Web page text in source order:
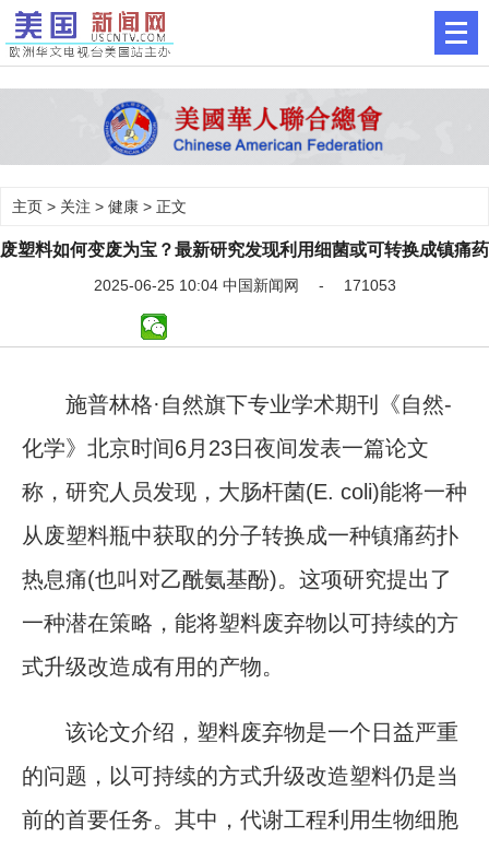
主页 > 关注 > 健康 > 正文
废塑料如何变废为宝？最新研究发现利用细菌或可转换成镇痛药
2025-06-25 10:04 中国新闻网 - 171053
施普林格·自然旗下专业学术期刊《自然-
化学》北京时间6月23日夜间发表一篇论文
称，研究人员发现，大肠杆菌(E. coli)能将一种
从废塑料瓶中获取的分子转换成一种镇痛药扑
热息痛(也叫对乙酰氨基酚)。这项研究提出了
一种潜在策略，能将塑料废弃物以可持续的方
式升级改造成有用的产物。
该论文介绍，塑料废弃物是一个日益严重
的问题，以可持续的方式升级改造塑料仍是当
前的首要任务。其中，代谢工程利用生物细胞